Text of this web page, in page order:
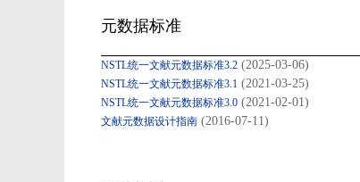
元数据标准
NSTL统一文献元数据标准3.2 (2025-03-06)
NSTL统一文献元数据标准3.1 (2021-03-25)
NSTL统一文献元数据标准3.0 (2021-02-01)
文献元数据设计指南 (2016-07-11)